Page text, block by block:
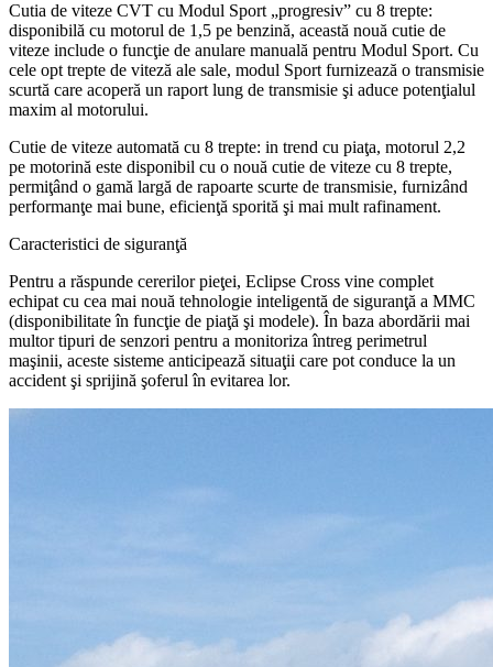
Cutia de viteze CVT cu Modul Sport „progresiv” cu 8 trepte:
disponibilă cu motorul de 1,5 pe benzină, această nouă cutie de
viteze include o funcţie de anulare manuală pentru Modul Sport. Cu
cele opt trepte de viteză ale sale, modul Sport furnizează o transmisie
scurtă care acoperă un raport lung de transmisie şi aduce potenţialul
maxim al motorului.
Cutie de viteze automată cu 8 trepte: in trend cu piaţa, motorul 2,2
pe motorină este disponibil cu o nouă cutie de viteze cu 8 trepte,
permiţând o gamă largă de rapoarte scurte de transmisie, furnizând
performanţe mai bune, eficienţă sporită şi mai mult rafinament.
Caracteristici de siguranţă
Pentru a răspunde cererilor pieţei, Eclipse Cross vine complet
echipat cu cea mai nouă tehnologie inteligentă de siguranţă a MMC
(disponibilitate în funcţie de piaţă şi modele). În baza abordării mai
multor tipuri de senzori pentru a monitoriza întreg perimetrul
maşinii, aceste sisteme anticipează situaţii care pot conduce la un
accident şi sprijină şoferul în evitarea lor.